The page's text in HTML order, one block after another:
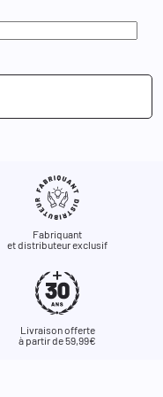
Fabriquant
et distributeur exclusif
Livraison offerte
à partir de 59,99€